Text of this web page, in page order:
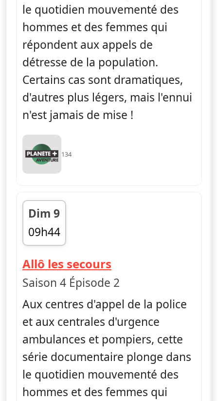
le quotidien mouvementé des
hommes et des femmes qui
répondent aux appels de
détresse de la population.
Certains cas sont dramatiques,
d'autres plus légers, mais l'ennui
n'est jamais de mise !
134
Dim 9
09h44
fin 10h31
Allô les secours
Saison 4 Épisode 2
Aux centres d'appel de la police
et aux centrales d'urgence
ambulances et pompiers, cette
série documentaire plonge dans
le quotidien mouvementé des
hommes et des femmes qui